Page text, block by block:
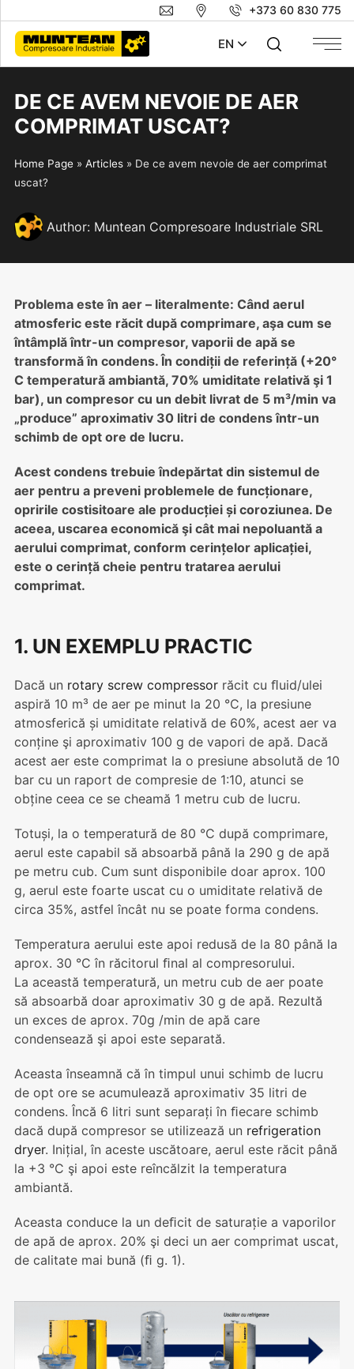
+373 60 830 775
EN
DE CE AVEM NEVOIE DE AER
COMPRIMAT USCAT?
Home Page » Articles » De ce avem nevoie de aer comprimat
uscat?
Author: Muntean Compresoare Industriale SRL
Problema este în aer – literalmente: Când aerul
atmosferic este răcit după comprimare, aşa cum se
întâmplă într-un compresor, vaporii de apă se
transformă în condens. În condiții de referință (+20°
C temperatură ambiantă, 70% umiditate relativă şi 1
bar), un compresor cu un debit livrat de 5 m³/min va
„produce” aproximativ 30 litri de condens într-un
schimb de opt ore de lucru.
Acest condens trebuie îndepărtat din sistemul de
aer pentru a preveni problemele de funcționare,
opririle costisitoare ale producției și coroziunea. De
aceea, uscarea economică şi cât mai nepoluantă a
aerului comprimat, conform cerințelor aplicației,
este o cerință cheie pentru tratarea aerului
comprimat.
1. UN EXEMPLU PRACTIC
Dacă un rotary screw compressor răcit cu ﬂuid/ulei
aspiră 10 m³ de aer pe minut la 20 °C, la presiune
atmosferică și umiditate relativă de 60%, acest aer va
conține şi aproximativ 100 g de vapori de apă. Dacă
acest aer este comprimat la o presiune absolută de 10
bar cu un raport de compresie de 1:10, atunci se
obține ceea ce se cheamă 1 metru cub de lucru.
Totuși, la o temperatură de 80 °C după comprimare,
aerul este capabil să absoarbă până la 290 g de apă
pe metru cub. Cum sunt disponibile doar aprox. 100
g, aerul este foarte uscat cu o umiditate relativă de
circa 35%, astfel încât nu se poate forma condens.
Temperatura aerului este apoi redusă de la 80 până la
aprox. 30 °C în răcitorul ﬁnal al compresorului.
La această temperatură, un metru cub de aer poate
să absoarbă doar aproximativ 30 g de apă. Rezultă
un exces de aprox. 70g /min de apă care
condensează şi apoi este separată.
Aceasta înseamnă că în timpul unui schimb de lucru
de opt ore se acumulează aproximativ 35 litri de
condens. Încă 6 litri sunt separați în ﬁecare schimb
dacă după compresor se utilizează un refrigeration
dryer. Inițial, în aceste uscătoare, aerul este răcit până
la +3 °C şi apoi este reîncălzit la temperatura
ambiantă.
Aceasta conduce la un deﬁcit de saturație a vaporilor
de apă de aprox. 20% şi deci un aer comprimat uscat,
de calitate mai bună (ﬁ g. 1).